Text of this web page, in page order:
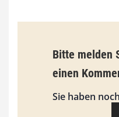
€
i
s
9
Bitte melden
einen
Sie haben